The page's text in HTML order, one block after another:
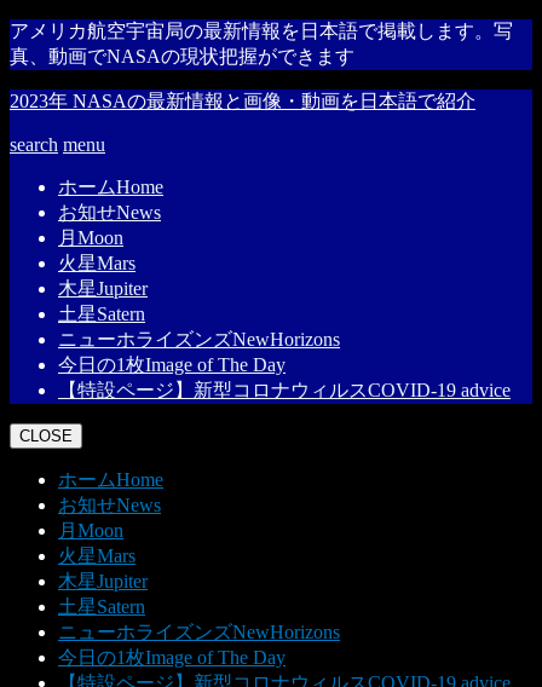
アメリカ航空宇宙局の最新情報を日本語で掲載します。写
真、動画でNASAの現状把握ができます
2023年 NASAの最新情報と画像・動画を日本語で紹介
search menu
ホームHome
お知せNews
月 Moon
火星Mars
木星Jupiter
土星Satern
ニューホライズンズNewHorizons
今日の1枚Image of The Day
【特設ページ】新型コロナウィルスCOVID-19 advice
CLOSE
ホームHome
お知せNews
月 Moon
火星Mars
木星Jupiter
土星Satern
ニューホライズンズNewHorizons
今日の1枚Image of The Day
【特設ページ】新型コロナウィルスCOVID-19 advice